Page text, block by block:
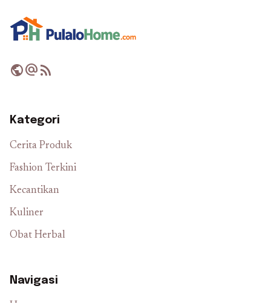
publicalternate_emailrss_feed
Kategori
Cerita Produk
Fashion Terkini
Kecantikan
Kuliner
Obat Herbal
Navigasi